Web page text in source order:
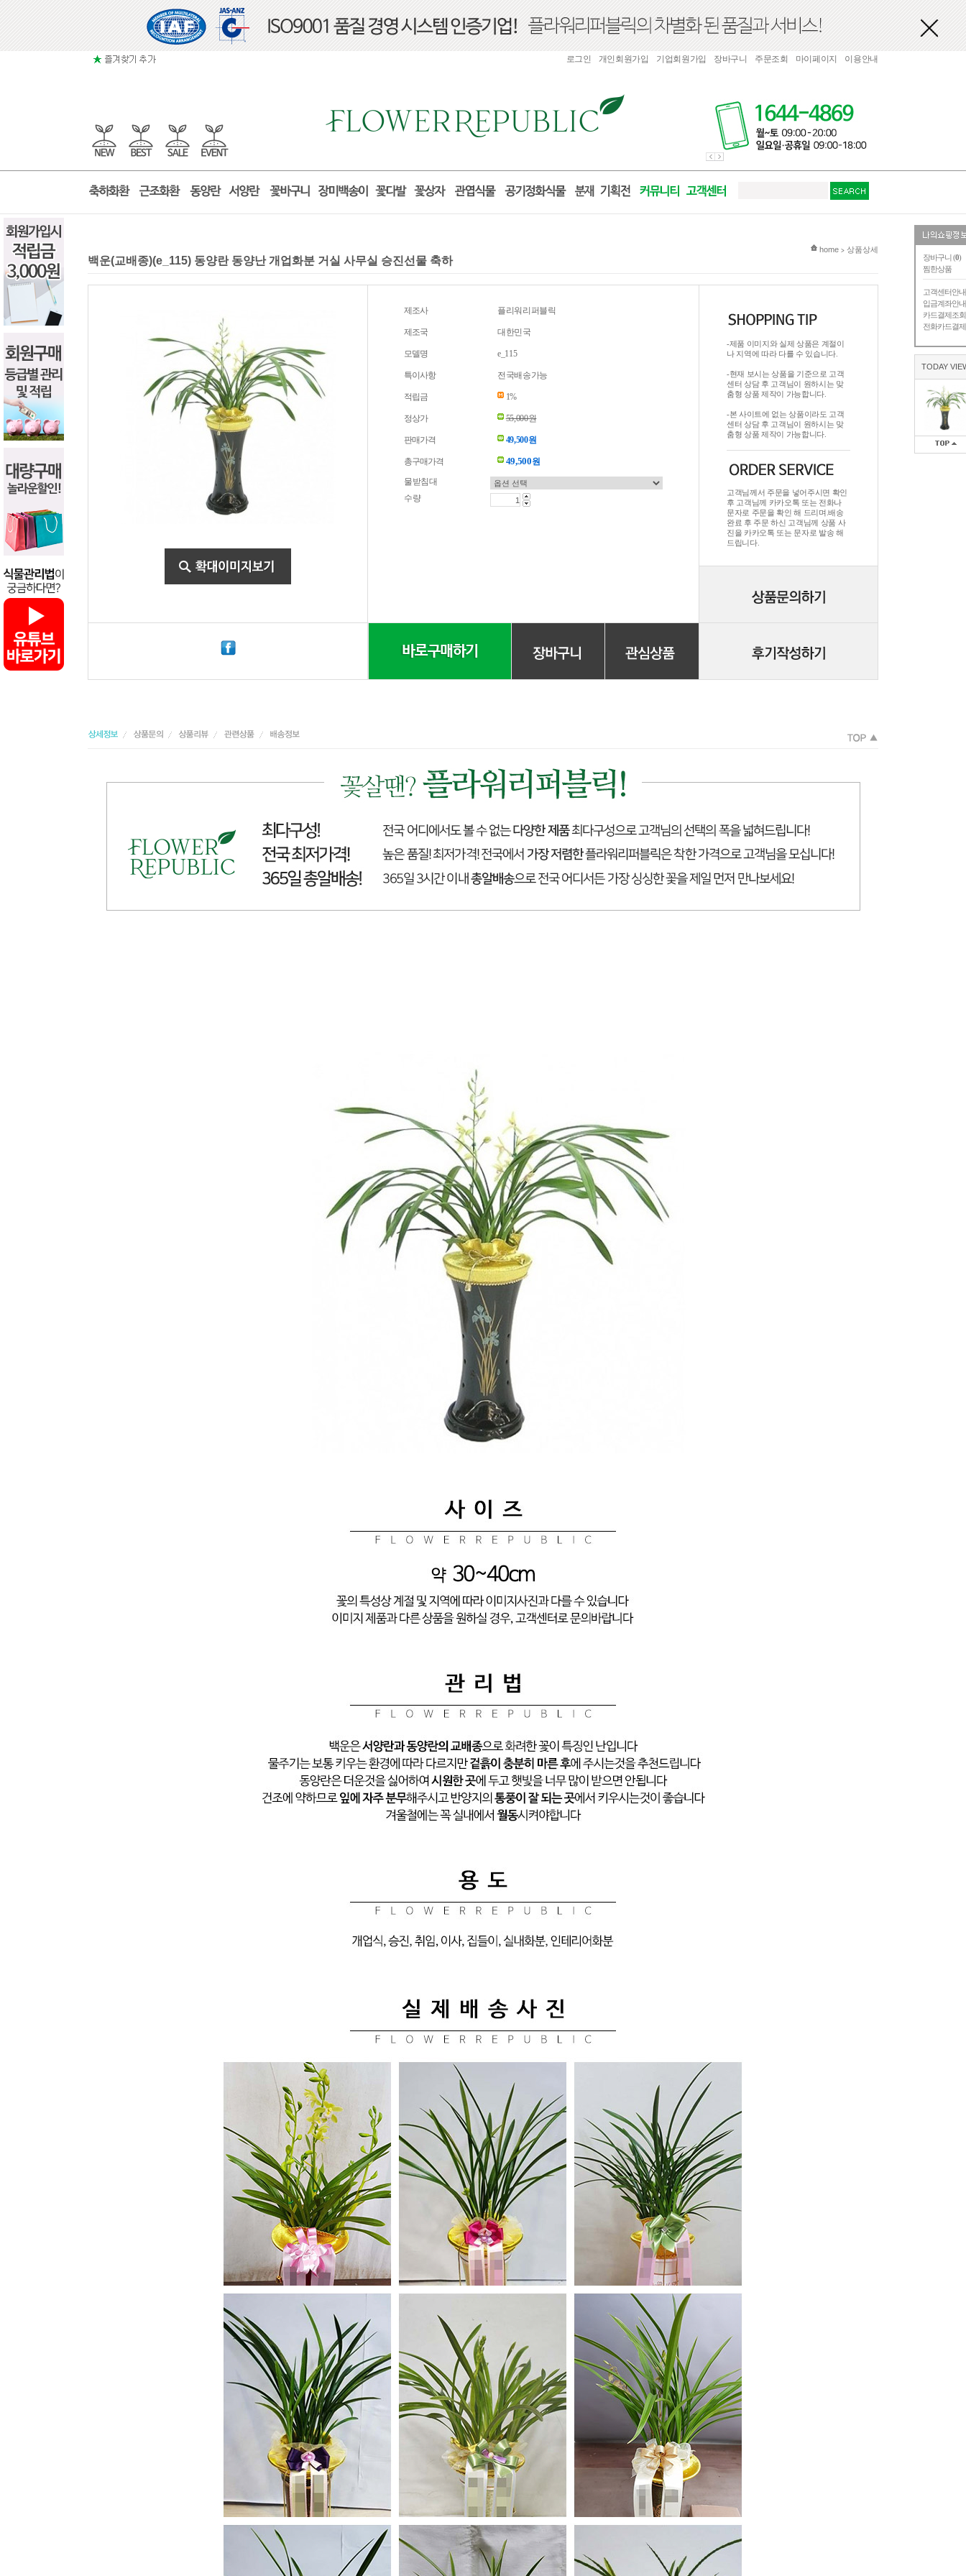
장바구니 (0)
찜한상품
고객센터안내
입금계좌안내
카드결제조회
전화카드결제
TODAY
로그인 개인회원가입 기업회원가입 장바구니 주문조회 마이페이지 이용안내
현재 위치
home > 상품상세
백운(교배종)(e_115) 동양란 동양난 개업화분 거실 사무실 승진선물 축하
제조사 플리워리퍼블릭
제조국 대한민국
모델명 e_115
특이사항 전국배송가능
적립금 1%
정상가 55,000원
판매가격 49,500원
총구매가격 49,500원
물받침대
수량
-제품 이미지와 실제 상품은 계절이
나 지역에 따라 다를 수 있습니다.
-현재 보시는 상품을 기준으로 고객
센터 상담 후 고객님이 원하시는 맞
춤형 상품 제작이 가능합니다.
-본 사이트에 없는 상품이라도 고객
센터 상담 후 고객님이 원하시는 맞
춤형 상품 제작이 가능합니다.
고객님께서 주문을 넣어주시면 확인
후 고객님께 카카오톡 또는 전화나
문자로 주문을 확인 해 드리며.배송
완료 후 주문 하신 고객님께 상품 사
진을 카카오톡 또는 문자로 발송 해
드립니다.